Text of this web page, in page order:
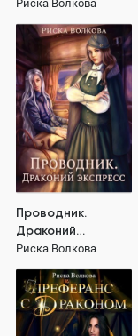
Риска Волкова
Проводник.
Драконий
экспресс
Риска Волкова